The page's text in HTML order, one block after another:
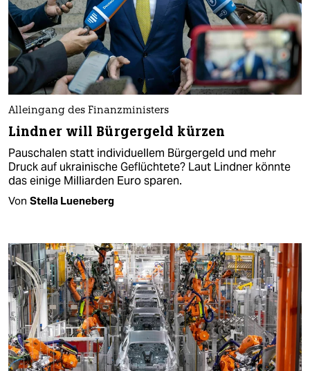
Alleingang des Finanzministers
Lindner will Bürgergeld kürzen
Pauschalen statt individuellem Bürgergeld und mehr
Druck auf ukrainische Geflüchtete? Laut Lindner könnte
das einige Milliarden Euro sparen.
Von Stella Lueneberg